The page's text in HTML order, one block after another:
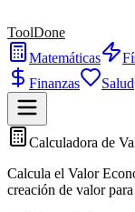
ToolDone
Matemáticas
Finanzas
Salud
Calculadora de
Calcula el Valor
creación de valor